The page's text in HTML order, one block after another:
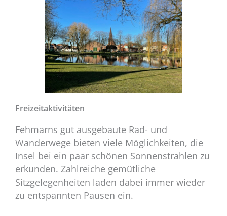
Freizeitaktivitäten
Fehmarns gut ausgebaute Rad- und
Wanderwege bieten viele Möglichkeiten, die
Insel bei ein paar schönen Sonnenstrahlen zu
erkunden. Zahlreiche gemütliche
Sitzgelegenheiten laden dabei immer wieder
zu entspannten Pausen ein.